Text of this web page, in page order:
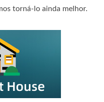
torná-lo ainda melhor.